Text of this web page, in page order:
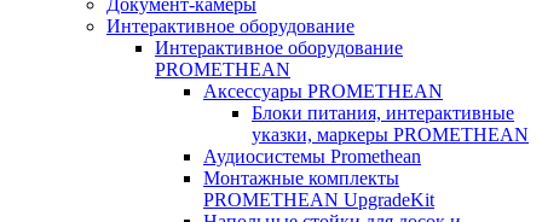
Документ-камеры
Интерактивное оборудование
Интерактивное оборудование
PROMETHEAN
Аксессуары PROMETHEAN
Блоки питания, интерактивные
указки, маркеры PROMETHEAN
Аудиосистемы Promethean
Монтажные комплекты
PROMETHEAN UpgradeKit